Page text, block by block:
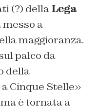
(?) dellaLega
a
maggioranza.
palco da
della
Cinque Stelle»
è tornata a